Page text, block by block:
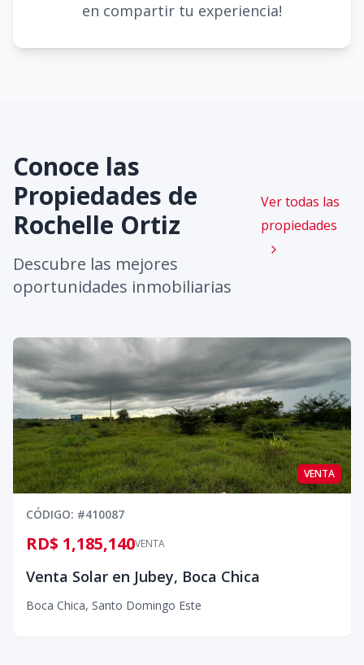
en compartir tu experiencia!
Conoce las
Propiedades de
Rochelle Ortiz
Descubre las mejores
oportunidades inmobiliarias
Ver todas las
propiedades
VENTA
CÓDIGO: #410087
VENTA
RD$ 1,185,140
Venta Solar en Jubey, Boca Chica
Boca Chica, Santo Domingo Este